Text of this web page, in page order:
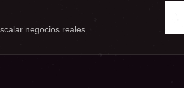
negocios reales.